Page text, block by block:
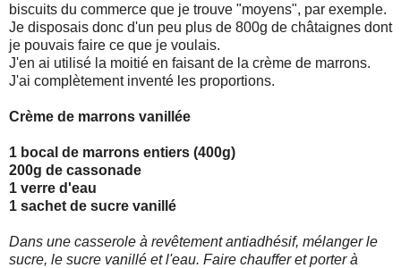
biscuits du commerce que je trouve "moyens", par exemple.
Je disposais donc d'un peu plus de 800g de châtaignes dont
je pouvais faire ce que je voulais.
J'en ai utilisé la moitié en faisant de la crème de marrons.
J'ai complètement inventé les proportions.
Crème de marrons vanillée
1 bocal de marrons entiers (400g)
200g de cassonade
1 verre d'eau
1 sachet de sucre vanillé
Dans une casserole à revêtement antiadhésif, mélanger le
sucre, le sucre vanillé et l'eau. Faire chauffer et porter à